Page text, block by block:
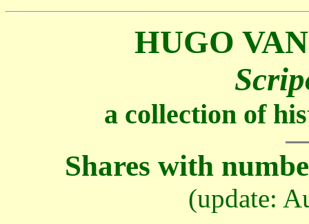
HUGO
a collection of
Shares with
(update: